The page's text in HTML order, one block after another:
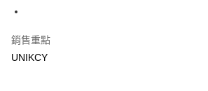
悠遊付
Google Pay
銷售重點
UNIKCY